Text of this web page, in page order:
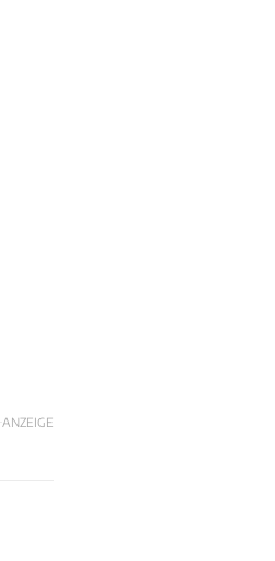
ANZEIGE